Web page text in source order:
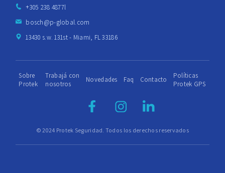
+305 238 4877l
bosch@p-global.com
13430 s.w. 131st - Miami, FL 33186
© 2024 Protek Seguridad. Todos los derechos reservados
Sobre
Protek
Trabajá con
nosotros
Novedades Faq Contacto
Políticas
Protek GPS